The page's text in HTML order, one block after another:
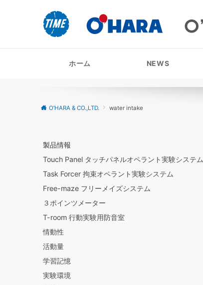
ホーム NEWS
O’HARA & CO.,LTD. water intake
製品情報
Touch Panel タッチパネルオペラント実験システム
Task Forcer 拘束オペラント実験システム
Free-maze フリーメイズシステム
３ポインツメーター
T-room 行動実験用防音室
情動性
活動量
学習記憶
実験環境